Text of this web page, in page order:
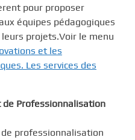
pour proposer
équipes pédagogiques
projets.Voir le menu
et les
Les services des
de Professionnalisation
professionnalisation